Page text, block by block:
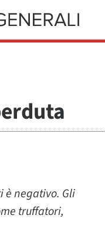
è negativo. Gli
truffatori,